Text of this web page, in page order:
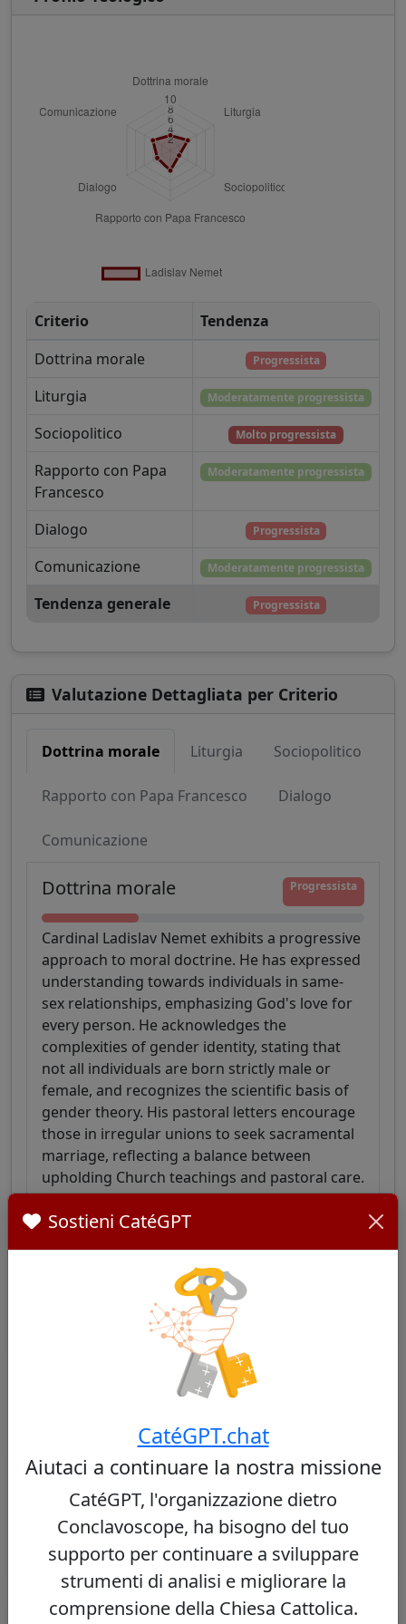
Criterio
Tendenza
Dottrina morale
Progressista
Liturgia Moderatamente progressista
Sociopolitico Molto progressista
Rapporto con Papa
Francesco
Moderatamente progressista
Dialogo Progressista
Comunicazione Moderatamente progressista
Tendenza generale Progressista
Valutazione Dettagliata per Criterio
Dottrina morale Liturgia Sociopolitico
Rapporto con Papa Francesco Dialogo
Comunicazione
Dottrina morale Progressista
Cardinal Ladislav Nemet exhibits a progressive
approach to moral doctrine. He has expressed
understanding towards individuals in same-
sex relationships, emphasizing God's love for
every person. He acknowledges the
complexities of gender identity, stating that
not all individuals are born strictly male or
female, and recognizes the scientific basis of
gender theory. His pastoral letters encourage
those in irregular unions to seek sacramental
marriage, reflecting a balance between
upholding Church teachings and pastoral care.
Fonti:
Wikipedia - Ladislav Nemet
Future cardinal: Synod on Synodality
strengthens diversity and decentralisation
Altri cardinali da Serbia
Nessun cardinale simile trovato
Sostieni CatéGPT
CatéGPT.chat
Aiutaci a continuare la nostra missione
CatéGPT, l'organizzazione dietro
Conclavoscope, ha bisogno del tuo
supporto per continuare a sviluppare
strumenti di analisi e migliorare la
comprensione della Chiesa Cattolica.